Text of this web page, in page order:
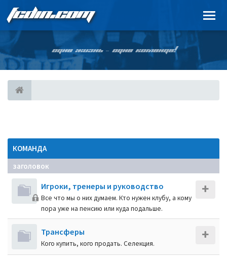
FCDIN.COM
ОДНА ЖИЗНЬ – ОДНА КОМАНДА!
КОМАНДА
заголовок
Игроки, тренеры и руководство
Все что мы о них думаем. Кто нужен клубу, а кому
пора уже на пенсию или куда подальше.
Трансферы
Кого купить, кого продать. Селекция.